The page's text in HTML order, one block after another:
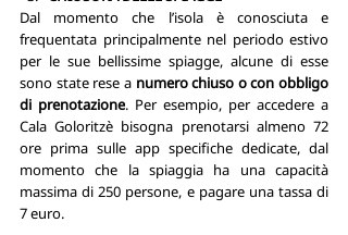
Dal momento che l’isola è conosciuta e
frequentata principalmente nel periodo estivo
per le sue bellissime spiagge, alcune di esse
sono state rese a numero chiuso o con obbligo
di prenotazione. Per esempio, per accedere a
Cala Goloritzè bisogna prenotarsi almeno 72
ore prima sulle app specifiche dedicate, dal
momento che la spiaggia ha una capacità
massima di 250 persone, e pagare una tassa di
7 euro.